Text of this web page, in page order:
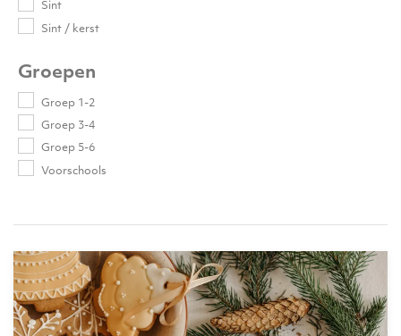
Sint
Sint / kerst
Groepen
Groep 1-2
Groep 3-4
Groep 5-6
Voorschools